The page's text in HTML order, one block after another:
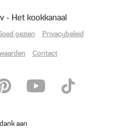
- Het kookkanaal
gezien Privacybeleid
Contact
aan